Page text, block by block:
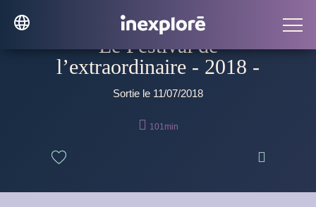
Le Festival de
l’extraordinaire - 2018 -
Sortie le 11/07/2018
 101min
